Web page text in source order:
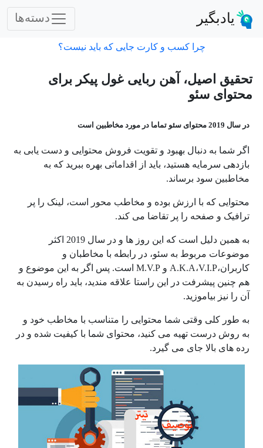
یادبگیر دسته‌ها
چرا کسب و کارت جایی که باید نیست؟
تحقیق اصیل، آهن ربایی غول پیکر برای
محتوای سئو
در سال 2019 محتوای سئو تماما در مورد مخاطبین است
اگر شما به دنبال بهبود و تقویت فروش محتوایی و دست یابی به
بازدهی سرمایه هستید، باید از اقداماتی بهره ببرید که به
مخاطبین سود برساند.
محتوایی که با ارزش بوده و مخاطب محور است، لینک را پر
ترافیک و صفحه را پر تقاضا می کند.
به همین دلیل است که این روز ها و در سال 2019 اکثر
موضوعات مربوط به سئو، در رابطه با مخاطبان و
کاربران،A.K.A،V.I.P و M.V.P است. پس اگر به این موضوع و
هم چنین پیشرفت در این راستا علاقه مندید، باید راه رسیدن به
آن را نیز بیاموزید.
به طور کلی وقتی شما محتوایی را متناسب با مخاطب خود و
به روش درست تهیه می کنید، محتوای شما با کیفیت شده و در
رده های بالا جای می گیرد.